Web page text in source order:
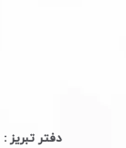
دفتر تبریز :